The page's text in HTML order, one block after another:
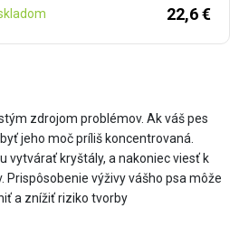
zdrojom problémov. Ak váš pes
jeho moč príliš koncentrovaná.
vytvárať kryštály, a nakoniec viesť k
Prispôsobenie výživy vášho psa môže
a znížiť riziko tvorby
22,6 €